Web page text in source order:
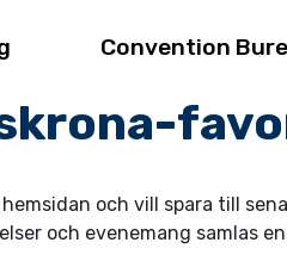
Convention
och vill spara till
och evenemang samlas